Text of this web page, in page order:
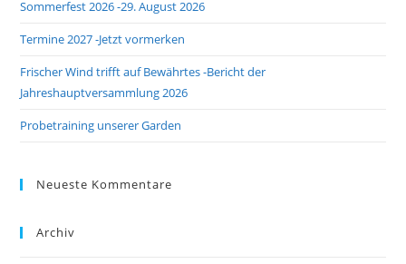
Sommerfest 2026 -29. August 2026
Termine 2027 -Jetzt vormerken
Frischer Wind trifft auf Bewährtes -Bericht der
Jahreshauptversammlung 2026
Probetraining unserer Garden
Neueste Kommentare
Archiv